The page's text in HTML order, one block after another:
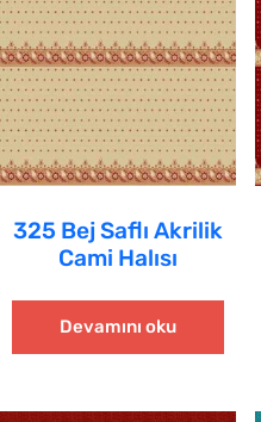
325 Bej Saflı Akrilik
Cami Halısı
Devamını oku